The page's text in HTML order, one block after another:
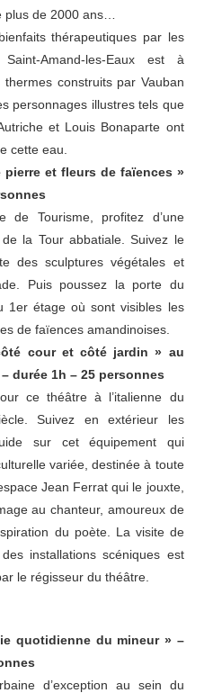
plus de 2000 ans…
thérapeutiques par les
Amand-les-Eaux est à
thermes construits par Vauban
personnages illustres tels que
et Louis Bonaparte ont
cette eau.
pierre et fleurs de faïences »
de Tourisme, profitez d’une
la Tour abbatiale. Suivez le
des sculptures végétales et
Puis poussez la porte du
1er étage où sont visibles les
de faïences amandinoises.
cour et côté jardin » au
durée 1h – 25 personnes
ce théâtre à l’italienne du
Suivez en extérieur les
sur cet équipement qui
variée, destinée à toute
Jean Ferrat qui le jouxte,
au chanteur, amoureux de
du poète. La visite de
installations scéniques est
le régisseur du théâtre.
quotidienne du mineur » –
d’exception au sein du